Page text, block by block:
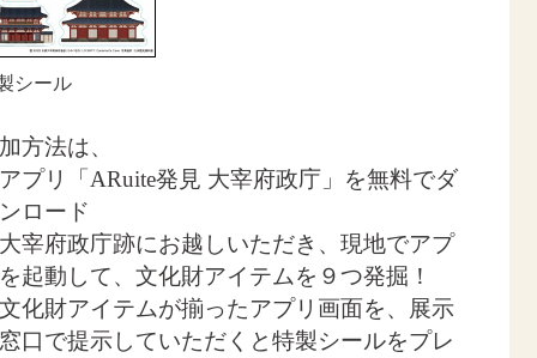
シール
方法は、
プリ「ARuite発見 大宰府政庁」を無料でダ
ロード
宰府政庁跡にお越しいただき、現地でアプ
起動して、文化財アイテムを９つ発掘！
化財アイテムが揃ったアプリ画面を、展示
口で提示していただくと特製シールをプレ